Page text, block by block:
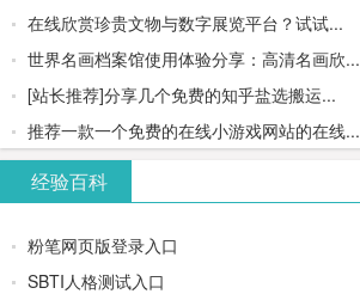
在线欣赏珍贵文物与数字展览平台？试试...
世界名画档案馆使用体验分享：高清名画欣...
[站长推荐]分享几个免费的知乎盐选搬运...
推荐一款一个免费的在线小游戏网站的在线...
经验百科
粉笔网页版登录入口
SBTI人格测试入口